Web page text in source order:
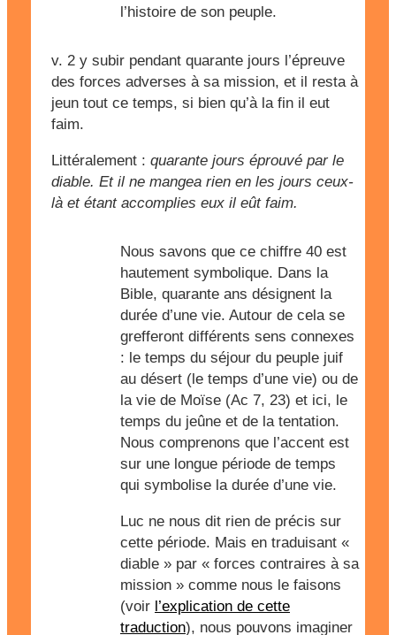
l’histoire de son peuple.
v. 2 y subir pendant quarante jours l’épreuve
des forces adverses à sa mission, et il resta à
jeun tout ce temps, si bien qu’à la fin il eut
faim.
Littéralement : quarante jours éprouvé par le
diable. Et il ne mangea rien en les jours ceux-
là et étant accomplies eux il eût faim.
Nous savons que ce chiffre 40 est
hautement symbolique. Dans la
Bible, quarante ans désignent la
durée d’une vie. Autour de cela se
grefferont différents sens connexes
: le temps du séjour du peuple juif
au désert (le temps d’une vie) ou de
la vie de Moïse (Ac 7, 23) et ici, le
temps du jeûne et de la tentation.
Nous comprenons que l’accent est
sur une longue période de temps
qui symbolise la durée d’une vie.
Luc ne nous dit rien de précis sur
cette période. Mais en traduisant «
diable » par « forces contraires à sa
mission » comme nous le faisons
(voir l’explication de cette
traduction), nous pouvons imaginer